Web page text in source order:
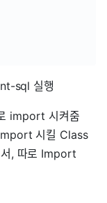
sql 실행
import 시켜줌
시킬 Class
, 따로 Import